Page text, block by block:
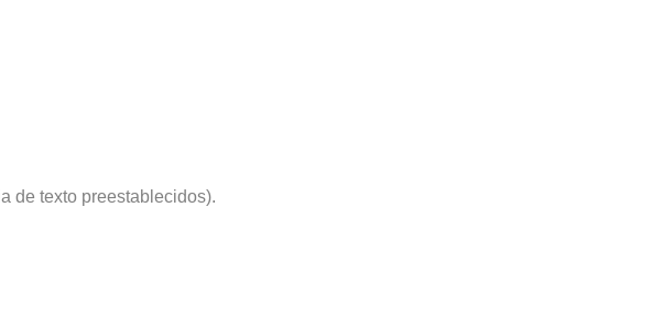
de texto preestablecidos).